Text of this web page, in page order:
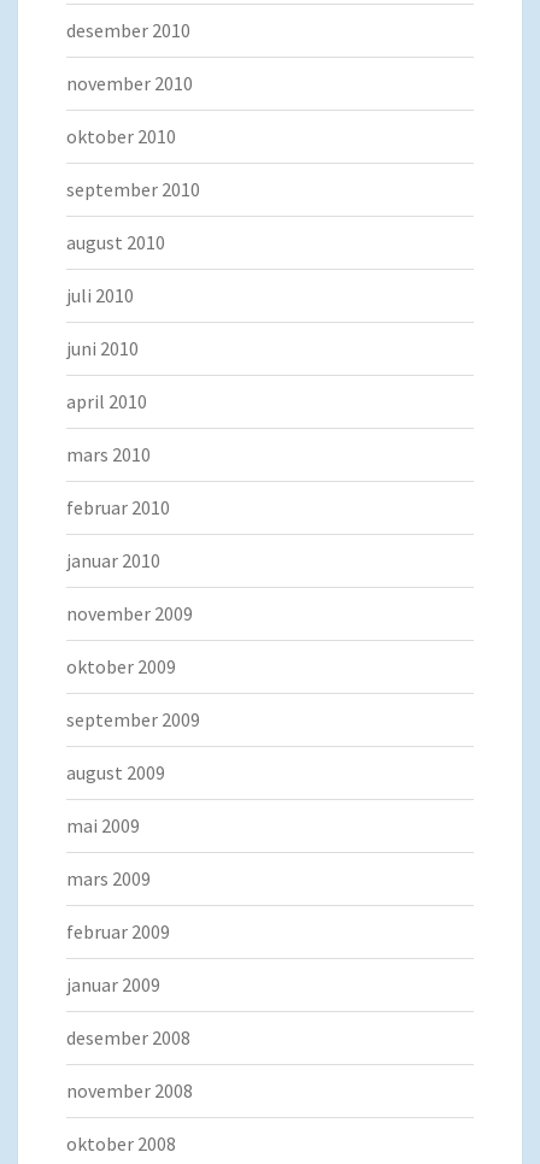
desember 2010
november 2010
oktober 2010
september 2010
august 2010
juli 2010
juni 2010
april 2010
mars 2010
februar 2010
januar 2010
november 2009
oktober 2009
september 2009
august 2009
mai 2009
mars 2009
februar 2009
januar 2009
desember 2008
november 2008
oktober 2008